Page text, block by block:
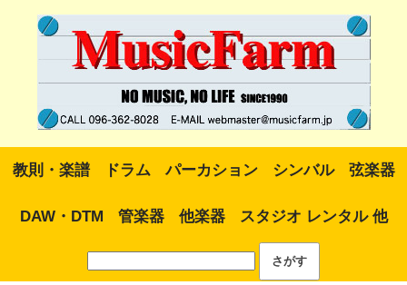
教則・楽譜 ドラム パーカション シンバル 弦楽器
DAW・DTM 管楽器 他楽器 スタジオ レンタル 他